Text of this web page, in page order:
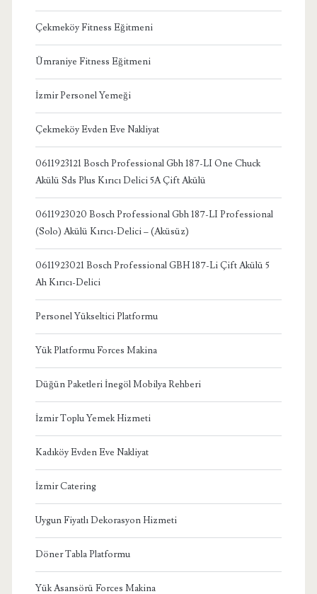
Çekmeköy Fitness Eğitmeni
Ümraniye Fitness Eğitmeni
İzmir Personel Yemeği
Çekmeköy Evden Eve Nakliyat
0611923121 Bosch Professional Gbh 187-LI One Chuck
Akülü Sds Plus Kırıcı Delici 5A Çift Akülü
0611923020 Bosch Professional Gbh 187-LI Professional
(Solo) Akülü Kırıcı-Delici – (Aküsüz)
0611923021 Bosch Professional GBH 187-Li Çift Akülü 5
Ah Kırıcı-Delici
Personel Yükseltici Platformu
Yük Platformu Forces Makina
Düğün Paketleri İnegöl Mobilya Rehberi
İzmir Toplu Yemek Hizmeti
Kadıköy Evden Eve Nakliyat
İzmir Catering
Uygun Fiyatlı Dekorasyon Hizmeti
Döner Tabla Platformu
Yük Asansörü Forces Makina